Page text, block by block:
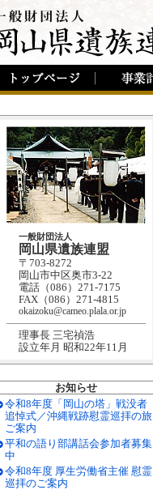
一般財団法人
岡山県遺族連盟
〒703-8272
岡山市中区奥市3-22
電話（086）271-7175
FAX（086）271-4815
okaizoku@cameo.plala.or.jp
理事長 三宅禎浩
設立年月 昭和22年11月
お知らせ
令和8年度「岡山の塔」戦没者
追悼式／沖縄戦跡慰霊巡拝の旅
ご案内
平和の語り部講話会参加者募集
中
令和8年度 厚生労働省主催 慰霊
巡拝のご案内